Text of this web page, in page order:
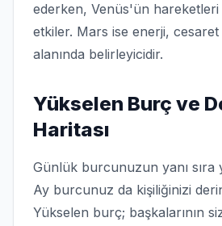
ederken, Venüs'ün hareketleri
etkiler. Mars ise enerji,
alanında belirleyicidir.
Yükselen Burç ve
Haritası
Günlük burcunuzun yanı
Ay burcunuz da kişiliğinizi
Yükselen burç; başkalarının sizi